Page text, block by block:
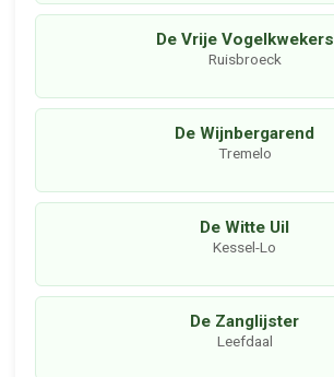
De Vrije Vogelkwekers
Ruisbroeck
De Wijnbergarend
Tremelo
De Witte Uil
Kessel-Lo
De Zanglijster
Leefdaal